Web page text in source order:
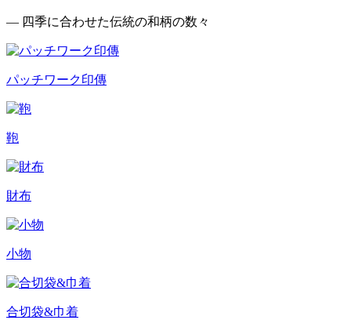
— 四季に合わせた伝統の和柄の数々
パッチワーク印傳
鞄
財布
小物
合切袋&巾着